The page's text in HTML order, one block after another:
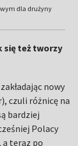
dla drużyny
się też tworzy
nowy
czuli różnicę na
bardziej
Polacy
a teraz po